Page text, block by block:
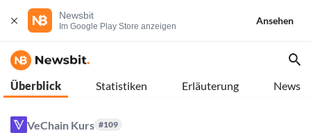
Newsbit
Im Google Play Store anzeigen
Ansehen
Überblick Statistiken Erläuterung News
VeChain Kurs #109